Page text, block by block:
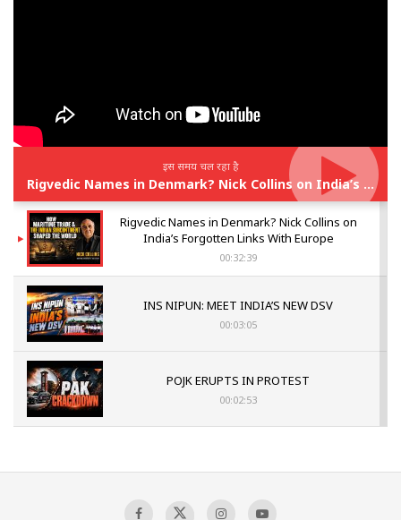
इस समय चल रहा है
Rigvedic Names in Denmark? Nick Collins on India’s Forgotten Links With Europe
Rigvedic Names in Denmark? Nick Collins on
India’s Forgotten Links With Europe
00:32:39
INS NIPUN: MEET INDIA’S NEW DSV
00:03:05
POJK ERUPTS IN PROTEST
00:02:53
Sagar